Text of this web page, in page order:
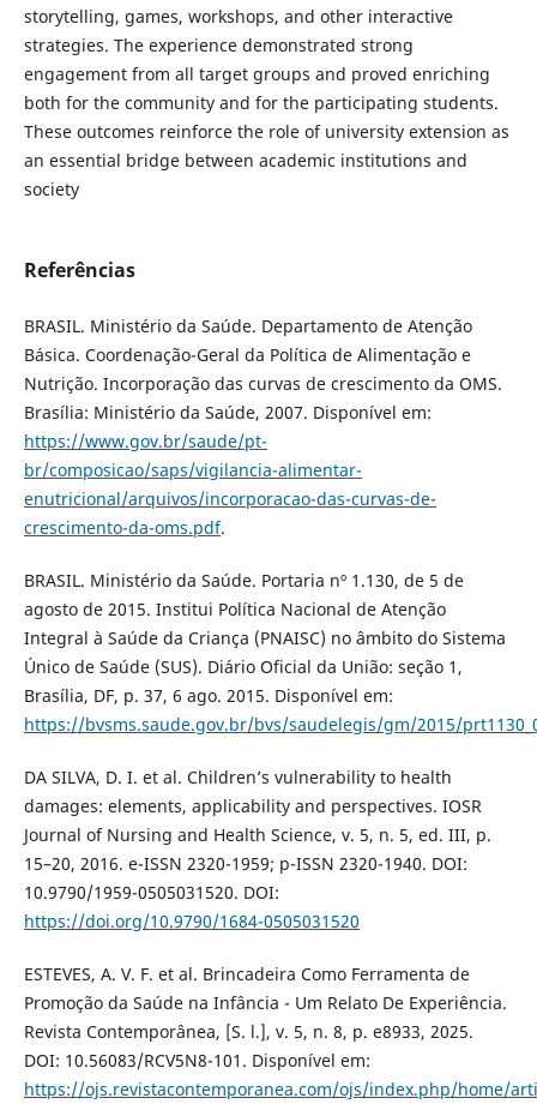
storytelling, games, workshops, and other interactive
strategies. The experience demonstrated strong
engagement from all target groups and proved enriching
both for the community and for the participating students.
These outcomes reinforce the role of university extension as
an essential bridge between academic institutions and
society
Referências
BRASIL. Ministério da Saúde. Departamento de Atenção
Básica. Coordenação-Geral da Política de Alimentação e
Nutrição. Incorporação das curvas de crescimento da OMS.
Brasília: Ministério da Saúde, 2007. Disponível em:
https://www.gov.br/saude/pt-
br/composicao/saps/vigilancia-alimentar-
enutricional/arquivos/incorporacao-das-curvas-de-
crescimento-da-oms.pdf.
BRASIL. Ministério da Saúde. Portaria nº 1.130, de 5 de
agosto de 2015. Institui Política Nacional de Atenção
Integral à Saúde da Criança (PNAISC) no âmbito do Sistema
Único de Saúde (SUS). Diário Oficial da União: seção 1,
Brasília, DF, p. 37, 6 ago. 2015. Disponível em:
https://bvsms.saude.gov.br/bvs/saudelegis/gm/2015/
DA SILVA, D. I. et al. Children’s vulnerability to health
damages: elements, applicability and perspectives. IOSR
Journal of Nursing and Health Science, v. 5, n. 5, ed. III, p.
15–20, 2016. e-ISSN 2320-1959; p-ISSN 2320-1940. DOI:
10.9790/1959-0505031520. DOI:
https://doi.org/10.9790/1684-0505031520
ESTEVES, A. V. F. et al. Brincadeira Como Ferramenta de
Promoção da Saúde na Infância - Um Relato De Experiência.
Revista Contemporânea, [S. l.], v. 5, n. 8, p. e8933, 2025.
DOI: 10.56083/RCV5N8-101. Disponível em:
https://ojs.revistacontemporanea.com/ojs/index.php/home/